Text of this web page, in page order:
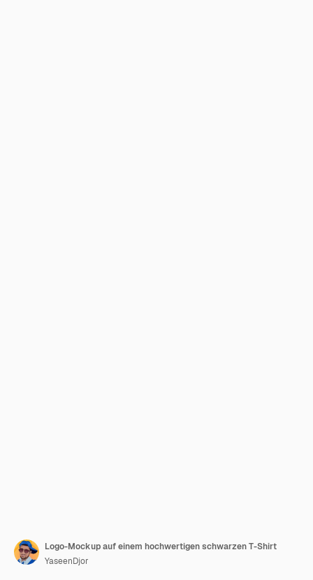
Logo-Mockup auf einem hochwertigen schwarzen T-Shirt
YaseenDjor